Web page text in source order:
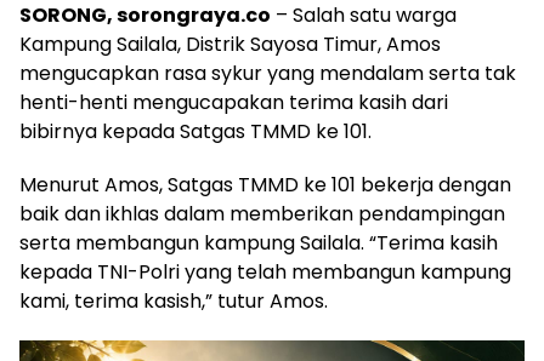
SORONG, sorongraya.co – Salah satu warga
Kampung Sailala, Distrik Sayosa Timur, Amos
mengucapkan rasa sykur yang mendalam serta tak
henti-henti mengucapakan terima kasih dari
bibirnya kepada Satgas TMMD ke 101.
Menurut Amos, Satgas TMMD ke 101 bekerja dengan
baik dan ikhlas dalam memberikan pendampingan
serta membangun kampung Sailala. “Terima kasih
kepada TNI-Polri yang telah membangun kampung
kami, terima kasish,” tutur Amos.